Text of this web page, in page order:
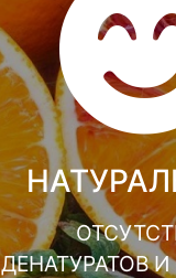
ДЕНАТУРАТОВ